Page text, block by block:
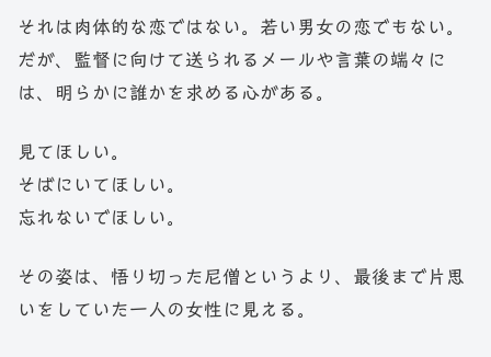
それは肉体的な恋ではない。若い男女の恋でもない。
だが、監督に向けて送られるメールや言葉の端々に
は、明らかに誰かを求める心がある。
見てほしい。
そばにいてほしい。
忘れないでほしい。
その姿は、悟り切った尼僧というより、最後まで片思
いをしていた一人の女性に見える。